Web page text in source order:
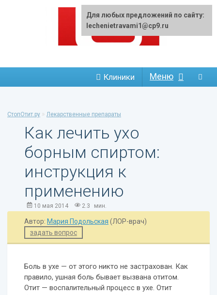
Меню
Клиники
СтопОтит.ру » Лекарственные препараты
Как лечить ухо
борным спиртом:
инструкция к
применению
10 мая 2014 2.3 мин.
Автор: Мария Подольская (ЛОР-врач)
задать вопрос
Боль в ухе — от этого никто не застрахован. Как
правило, ушная боль бывает вызвана отитом.
Отит — воспалительный процесс в ухе. Отит
Для любых предложений по сайту:
lechenietravami1@cp9.ru